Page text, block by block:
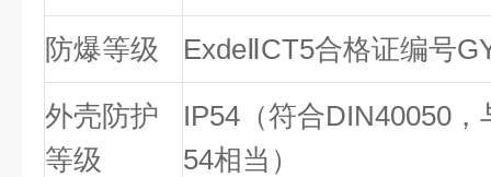
防爆等级 ExdeⅡCT5合格证编号
外壳防护
等级
IP54（符合DIN40050，
54相当）